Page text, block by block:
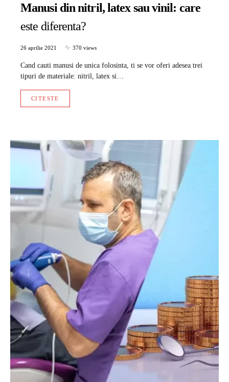
Manusi din nitril, latex sau vinil: care
este diferenta?
26 aprilie 2021 370 views
Cand cauti manusi de unica folosinta, ti se vor oferi adesea trei
tipuri de materiale: nitril, latex si…
CITESTE